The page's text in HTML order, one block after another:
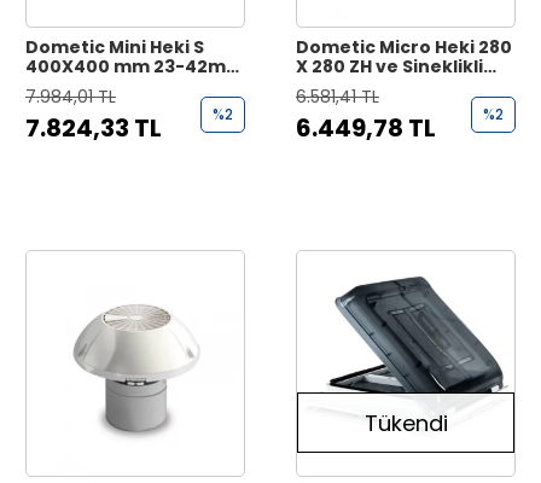
Dometic Mini Heki S
400X400 mm 23-42mm
Karavan Tavan Heki
7.984,01 TL
7.824,33 TL %2
Dometic Micro Heki 280
X 280 ZH ve Sineklikli
Karavan Tavan Heki
6.581,41 TL
6.449,78 TL %2
Tükendi